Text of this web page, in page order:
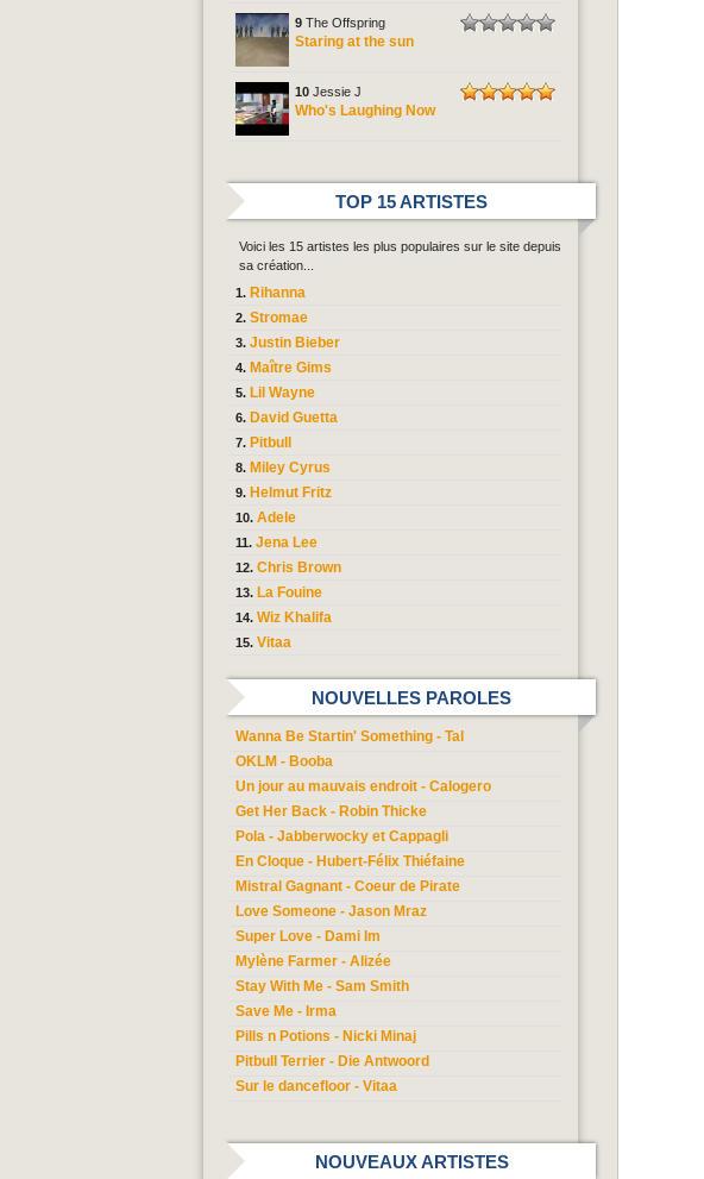
9 The Offspring
Staring at the sun
10 Jessie J
Who's Laughing Now
TOP 15 ARTISTES
Voici les 15 artistes les plus populaires sur le site depuis
sa création...
Rihanna
Stromae
Justin Bieber
Maître Gims
Lil Wayne
David Guetta
Pitbull
Miley Cyrus
Helmut Fritz
Adele
Jena Lee
Chris Brown
La Fouine
Wiz Khalifa
Vitaa
NOUVELLES PAROLES
Wanna Be Startin' Something - Tal
OKLM - Booba
Un jour au mauvais endroit - Calogero
Get Her Back - Robin Thicke
Pola - Jabberwocky et Cappagli
En Cloque - Hubert-Félix Thiéfaine
Mistral Gagnant - Coeur de Pirate
Love Someone - Jason Mraz
Super Love - Dami Im
Mylène Farmer - Alizée
Stay With Me - Sam Smith
Save Me - Irma
Pills n Potions - Nicki Minaj
Pitbull Terrier - Die Antwoord
Sur le dancefloor - Vitaa
NOUVEAUX ARTISTES